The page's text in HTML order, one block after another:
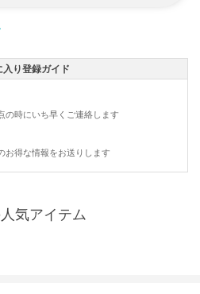
入り登録ガイド
の時にいち早くご連絡します
お得な情報をお送りします
気アイテム